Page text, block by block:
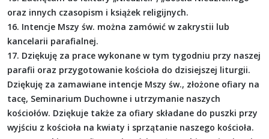
oraz innych czasopism i książek religijnych.
16. Intencje Mszy św. można zamówić w zakrystii lub
kancelarii parafialnej.
17. Dziękuję za prace wykonane w tym tygodniu przy naszej
parafii oraz przygotowanie kościoła do dzisiejszej liturgii.
Dziękuję za zamawiane intencje Mszy św., złożone ofiary na
tacę, Seminarium Duchowne i utrzymanie naszych
kościołów. Dziękuje także za ofiary składane do puszki przy
wyjściu z kościoła na kwiaty i sprzątanie naszego kościoła.